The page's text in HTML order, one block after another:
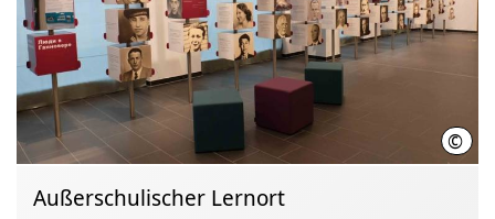
© LHH
Außerschulischer Lernort